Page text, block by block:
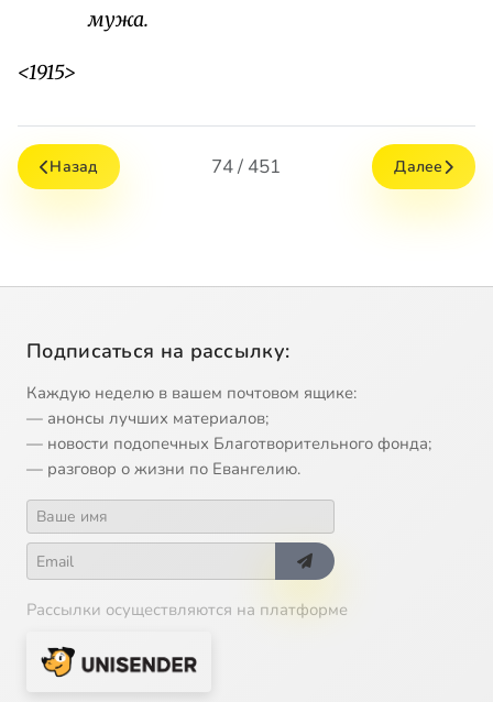
мужа.
<1915>
Назад 74 / 451 Далее
Подписаться на рассылку:
Каждую неделю в вашем почтовом ящике:
— анонсы лучших материалов;
— новости подопечных Благотворительного фонда;
— разговор о жизни по Евангелию.
Рассылки осуществляются на платформе